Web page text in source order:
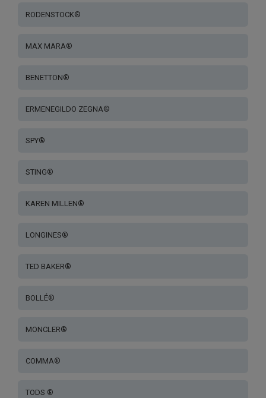
RODENSTOCK®
MAX MARA®
BENETTON®
ERMENEGILDO ZEGNA®
SPY®
STING®
KAREN MILLEN®
LONGINES®
TED BAKER®
BOLLÉ®
MONCLER®
COMMA®
TODS ®